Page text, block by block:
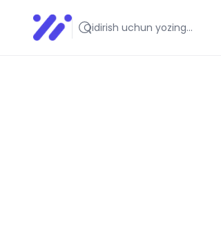
Infoedu
Ta&#039;lim xabarlari va yangiliklari